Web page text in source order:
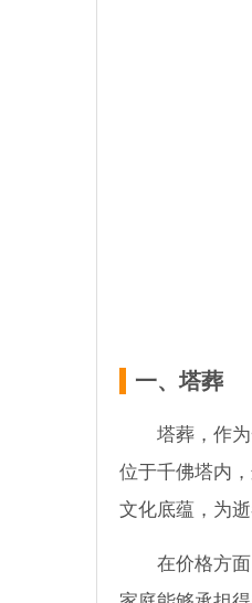
一、塔葬
塔葬，作
位于千佛塔内
文化底蕴，为
在价格方